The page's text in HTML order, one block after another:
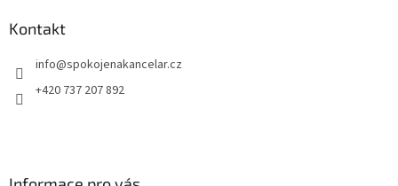
Kontakt
info@spokojenakancelar.cz
+420 737 207 892